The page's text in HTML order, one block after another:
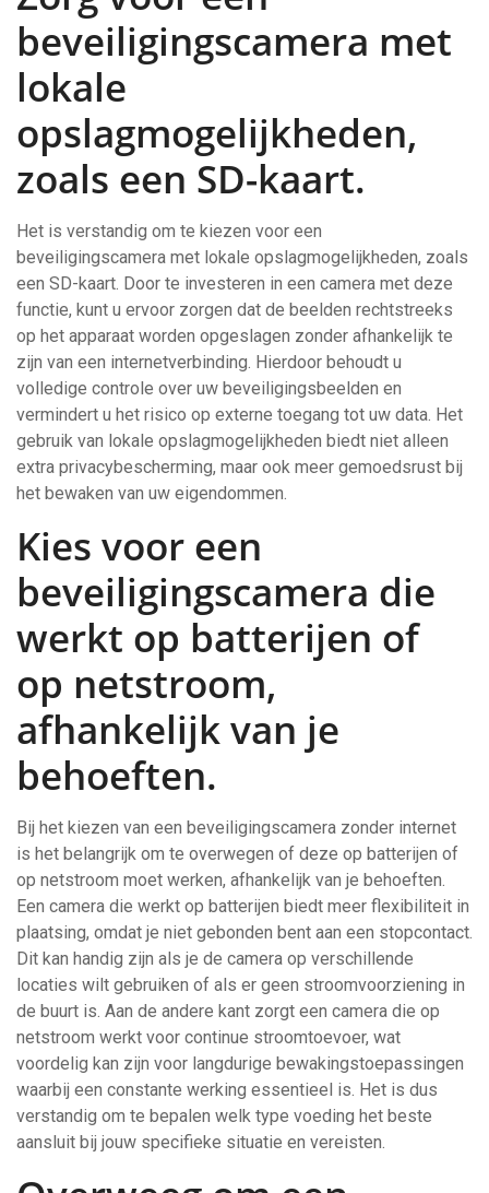
beveiligingscamera met
lokale
opslagmogelijkheden,
zoals een SD-kaart.
Het is verstandig om te kiezen voor een
beveiligingscamera met lokale opslagmogelijkheden, zoals
een SD-kaart. Door te investeren in een camera met deze
functie, kunt u ervoor zorgen dat de beelden rechtstreeks
op het apparaat worden opgeslagen zonder afhankelijk te
zijn van een internetverbinding. Hierdoor behoudt u
volledige controle over uw beveiligingsbeelden en
vermindert u het risico op externe toegang tot uw data. Het
gebruik van lokale opslagmogelijkheden biedt niet alleen
extra privacybescherming, maar ook meer gemoedsrust bij
het bewaken van uw eigendommen.
Kies voor een
beveiligingscamera die
werkt op batterijen of
op netstroom,
afhankelijk van je
behoeften.
Bij het kiezen van een beveiligingscamera zonder internet
is het belangrijk om te overwegen of deze op batterijen of
op netstroom moet werken, afhankelijk van je behoeften.
Een camera die werkt op batterijen biedt meer flexibiliteit in
plaatsing, omdat je niet gebonden bent aan een stopcontact.
Dit kan handig zijn als je de camera op verschillende
locaties wilt gebruiken of als er geen stroomvoorziening in
de buurt is. Aan de andere kant zorgt een camera die op
netstroom werkt voor continue stroomtoevoer, wat
voordelig kan zijn voor langdurige bewakingstoepassingen
waarbij een constante werking essentieel is. Het is dus
verstandig om te bepalen welk type voeding het beste
aansluit bij jouw specifieke situatie en vereisten.